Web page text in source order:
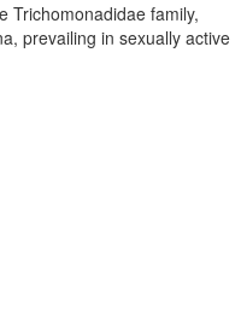
Trichomonadidae family,
prevailing in sexually active